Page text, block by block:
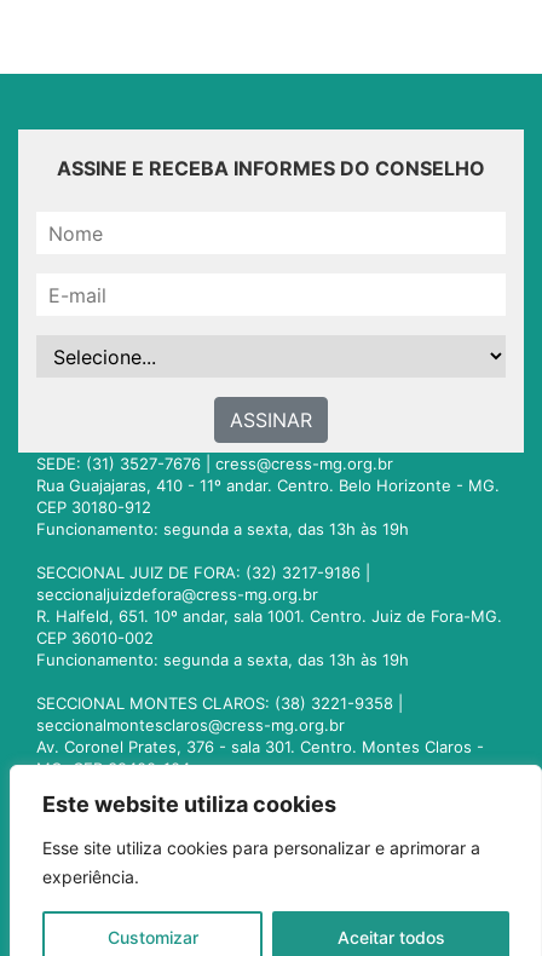
Este website utiliza cookies
Esse site utiliza cookies para personalizar e aprimorar a
experiência.
Customizar Aceitar todos
ASSINE E RECEBA INFORMES DO CONSELHO
ASSINAR
SEDE: (31) 3527-7676 | cress@cress-mg.org.br
Rua Guajajaras, 410 - 11º andar. Centro. Belo Horizonte - MG.
CEP 30180-912
Funcionamento: segunda a sexta, das 13h às 19h
SECCIONAL JUIZ DE FORA: (32) 3217-9186 |
seccionaljuizdefora@cress-mg.org.br
R. Halfeld, 651. 10º andar, sala 1001. Centro. Juiz de Fora-MG.
CEP 36010-002
Funcionamento: segunda a sexta, das 13h às 19h
SECCIONAL MONTES CLAROS: (38) 3221-9358 |
seccionalmontesclaros@cress-mg.org.br
Av. Coronel Prates, 376 - sala 301. Centro. Montes Claros -
MG. CEP 39400-104
seccionaluberlandia@cress-mg.org.br
Av. Afonso Pena, 547 - sala 101. Uberlândia - MG. CEP